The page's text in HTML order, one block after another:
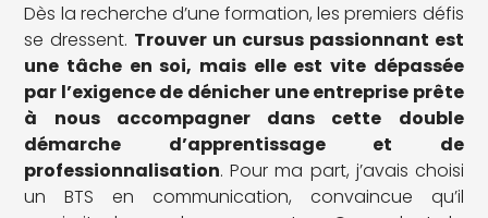
Dès la recherche d’une formation, les premiers défis
se dressent. Trouver un cursus passionnant est
une tâche en soi, mais elle est vite dépassée
par l’exigence de dénicher une entreprise prête
à nous accompagner dans cette double
démarche d’apprentissage et de
professionnalisation. Pour ma part, j’avais choisi
un BTS en communication, convaincue qu’il